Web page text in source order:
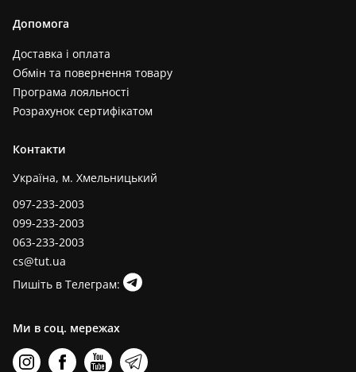
Допомога
Доставка і оплата
Обмін та повернення товару
Програма лояльності
Розрахунок сертифікатом
Контакти
Україна, м. Хмельницький
097-233-2003
099-233-2003
063-233-2003
cs@tut.ua
Пишіть в Телеграм:
Ми в соц. мережах